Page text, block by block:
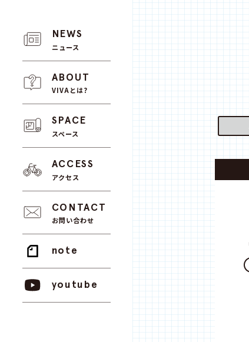
NEWS
ニュース
ABOUT
VIVAとは?
SPACE
スペース
ACCESS
アクセス
CONTACT
お問い合わせ
note
youtube